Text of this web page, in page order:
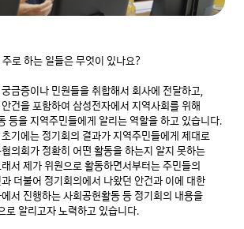
로 하는 일들은 무엇이 있나요?
금증이나 민원들을 취합해서 회사에 전달하고,
건을 포함하여 삼성전자에서 지역사회를 위해
등을 지역주민들에게 알리는 역할을 하고 있습니다.
기에는 정기회의 결과가 지역주민들에게 제대로
의회가 정확히 어떤 활동을 하는지 알지 못하는
서 제가 위원으로 활동하면서부터는 주민들의
더불어 정기회의에서 나왔던 안건과 이에 대한
서 진행하는 사회공헌활동 등 정기회의 내용을
로 알리고자 노력하고 있습니다.